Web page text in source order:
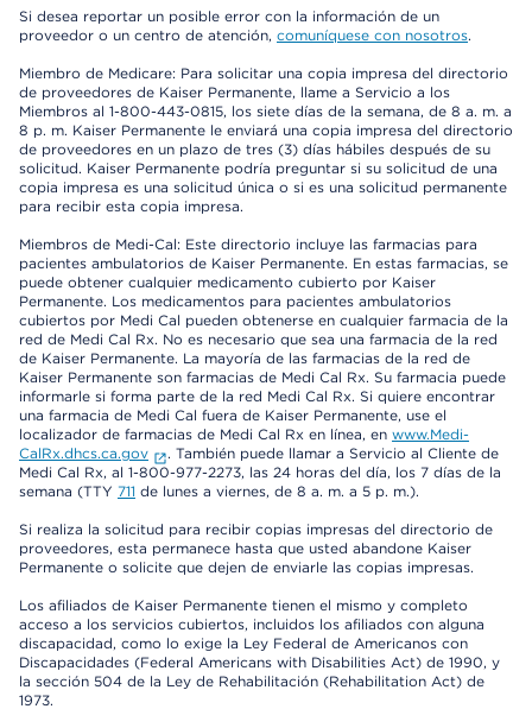
Si desea reportar un posible error con la información de un
proveedor o un centro de atención, comuníquese con nosotros.
Miembro de Medicare: Para solicitar una copia impresa del directorio
de proveedores de Kaiser Permanente, llame a Servicio a los
Miembros al 1-800-443-0815, los siete días de la semana, de 8 a. m. a
8 p. m. Kaiser Permanente le enviará una copia impresa del directorio
de proveedores en un plazo de tres (3) días hábiles después de su
solicitud. Kaiser Permanente podría preguntar si su solicitud de una
copia impresa es una solicitud única o si es una solicitud permanente
para recibir esta copia impresa.
Miembros de Medi-Cal: Este directorio incluye las farmacias para
pacientes ambulatorios de Kaiser Permanente. En estas farmacias, se
puede obtener cualquier medicamento cubierto por Kaiser
Permanente. Los medicamentos para pacientes ambulatorios
cubiertos por Medi Cal pueden obtenerse en cualquier farmacia de la
red de Medi Cal Rx. No es necesario que sea una farmacia de la red
de Kaiser Permanente. La mayoría de las farmacias de la red de
Kaiser Permanente son farmacias de Medi Cal Rx. Su farmacia puede
informarle si forma parte de la red Medi Cal Rx. Si quiere encontrar
una farmacia de Medi Cal fuera de Kaiser Permanente, use el
localizador de farmacias de Medi Cal Rx en línea, en www.Medi-
CalRx.dhcs.ca.gov
. También puede llamar a Servicio al Cliente de
Medi Cal Rx, al 1-800-977-2273, las 24 horas del día, los 7 días de la
semana (TTY 711 de lunes a viernes, de 8 a. m. a 5 p. m.).
Si realiza la solicitud para recibir copias impresas del directorio de
proveedores, esta permanece hasta que usted abandone Kaiser
Permanente o solicite que dejen de enviarle las copias impresas.
Los afiliados de Kaiser Permanente tienen el mismo y completo
acceso a los servicios cubiertos, incluidos los afiliados con alguna
discapacidad, como lo exige la Ley Federal de Americanos con
Discapacidades (Federal Americans with Disabilities Act) de 1990, y
la sección 504 de la Ley de Rehabilitación (Rehabilitation Act) de
1973.